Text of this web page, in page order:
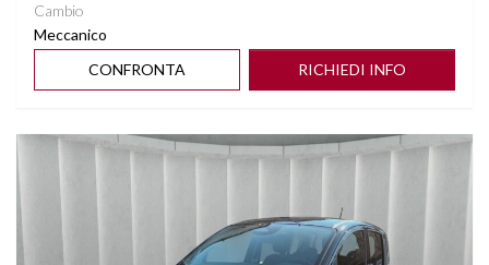
Cambio
Meccanico
CONFRONTA
RICHIEDI INFO
Vedi dettagli